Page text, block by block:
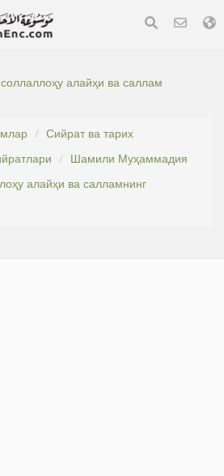
алайҳи ва саллам
Сийрат ва тарих
Шамили Муҳаммадия
алайҳи ва салламнинг